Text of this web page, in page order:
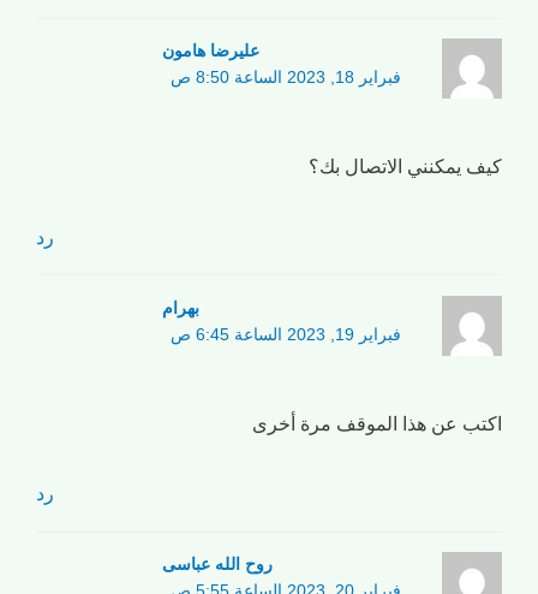
علیرضا هامون
فبراير 18, 2023 الساعة 8:50 ص
كيف يمكنني الاتصال بك؟
رد
بهرام
فبراير 19, 2023 الساعة 6:45 ص
اكتب عن هذا الموقف مرة أخرى
رد
روح الله عباسی